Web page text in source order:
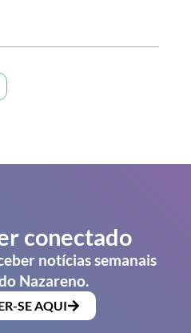
conectado
notícias semanais
Nazareno.
SE AQUI